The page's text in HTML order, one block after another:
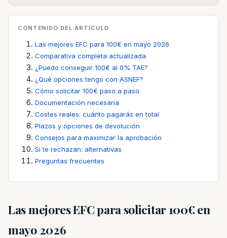
CONTENIDO DEL ARTÍCULO
Las mejores EFC para 100€ en mayo 2026
Comparativa completa actualizada
¿Puedo conseguir 100€ al 0% TAE?
¿Qué opciones tengo con ASNEF?
Cómo solicitar 100€ paso a paso
Documentación necesaria
Costes reales: cuánto pagarás en total
Plazos y opciones de devolución
Consejos para maximizar la aprobación
Si te rechazan: alternativas
Preguntas frecuentes
Las mejores EFC para solicitar 100€ en
mayo 2026